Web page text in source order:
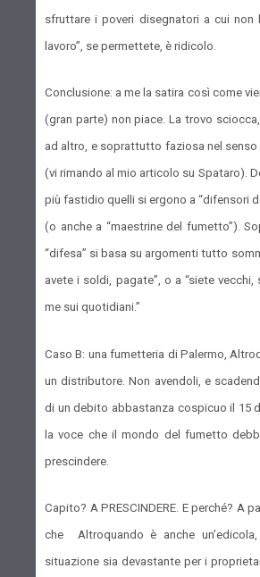
sfruttare i poveri disegnatori a cui
lavoro”, se permettete, è ridicolo.
Conclusione: a me la satira così come
(gran parte) non piace. La trovo
ad altro, e soprattutto faziosa nel
(vi rimando al mio articolo su Spataro).
più fastidio quelli si ergono a “difensori
(o anche a “maestrine del fumetto”).
“difesa” si basa su argomenti tutto
avete i soldi, pagate”, o a “siete
me sui quotidiani.”
Caso B: una fumetteria di Palermo,
un distributore. Non avendoli, e
di un debito abbastanza cospicuo il 15
la voce che il mondo del fumetto
prescindere.
Capito? A PRESCINDERE. E perché? A
che Altroquando è anche
situazione sia devastante per i